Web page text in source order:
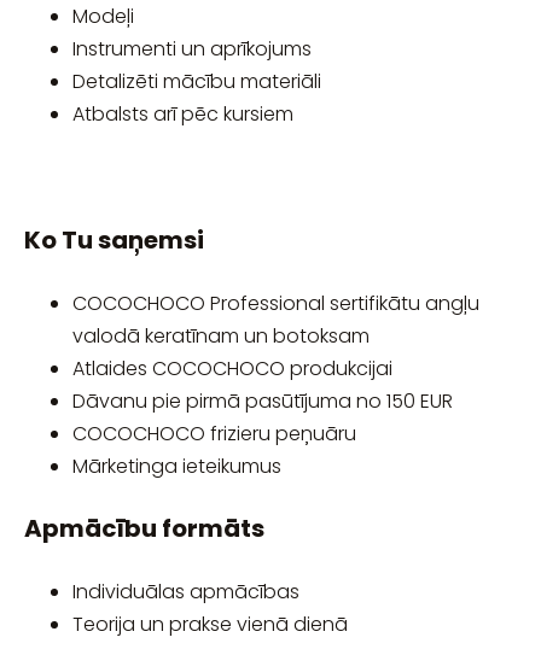
Modeļi
Instrumenti un aprīkojums
Detalizēti mācību materiāli
Atbalsts arī pēc kursiem
Ko Tu saņemsi
COCOCHOCO Professional sertifikātu angļu
valodā keratīnam un botoksam
Atlaides COCOCHOCO produkcijai
Dāvanu pie pirmā pasūtījuma no 150 EUR
COCOCHOCO frizieru peņuāru
Mārketinga ieteikumus
Apmācību formāts
Individuālas apmācības
Teorija un prakse vienā dienā